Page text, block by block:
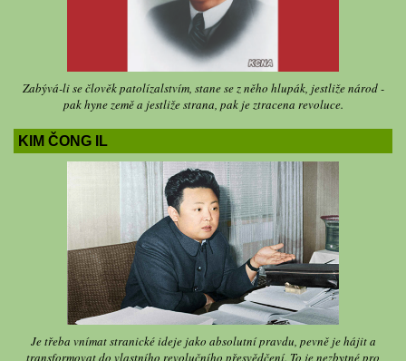
Zabývá-li se člověk patolízalstvím, stane se z něho hlupák, jestliže národ -
pak hyne země a jestliže strana, pak je ztracena revoluce.
KIM ČONG IL
Je třeba vnímat stranické ideje jako absolutní pravdu, pevně je hájit a
transformovat do vlastního revolučního přesvědčení. To je nezbytné pro